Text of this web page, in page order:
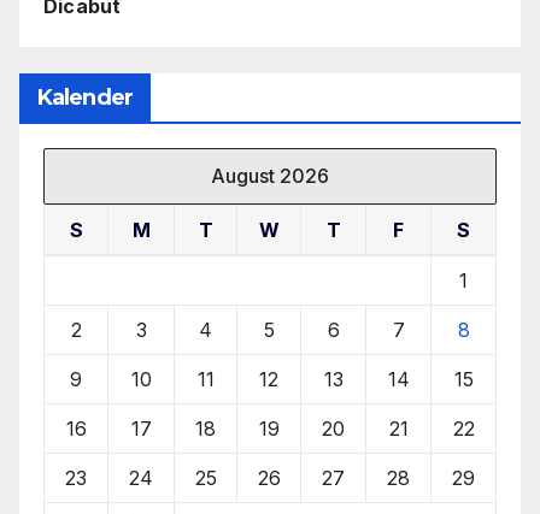
Dicabut
Kalender
August 2026
S M T W T F S
1
2 3 4 5 6 7 8
9 10 11 12 13 14 15
16 17 18 19 20 21 22
23 24 25 26 27 28 29